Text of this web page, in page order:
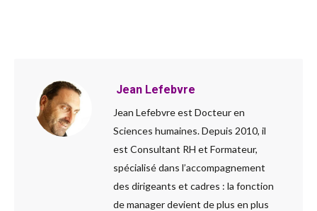
Jean Lefebvre
Jean Lefebvre est Docteur en
Sciences humaines. Depuis 2010, il
est Consultant RH et Formateur,
spécialisé dans l’accompagnement
des dirigeants et cadres : la fonction
de manager devient de plus en plus